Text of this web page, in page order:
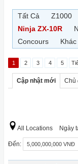
Tất Cả Z1000
Ninja ZX-10R
Concours
Khác
1 2 3 4 5
Cập nhật mới Chủ
All Locations Ngày
Đến: